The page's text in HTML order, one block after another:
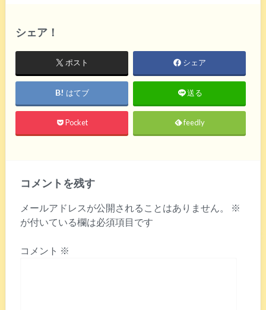
シェア！
ポスト シェア
はてブ 送る
Pocket feedly
コメントを残す
メールアドレスが公開されることはありません。
※
が付いている欄は必須項目です
コメント ※